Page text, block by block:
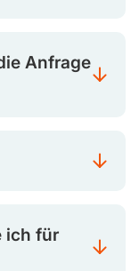
Anfrage
ich für